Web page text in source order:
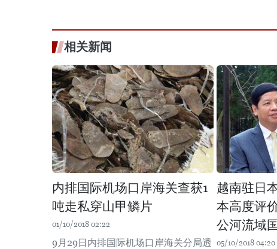
相关新闻
内排国际机场口岸海关查获1
吨走私穿山甲鳞片
01/10/2018 02:22
9月29日内排国际机场口岸海关分局透
越南驻日
本高度评
公河流域
05/10/2018 04:20